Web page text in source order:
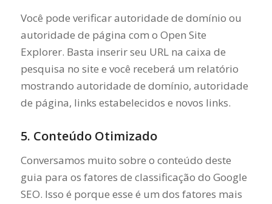
Você pode verificar autoridade de domínio ou
autoridade de página com o Open Site
Explorer. Basta inserir seu URL na caixa de
pesquisa no site e você receberá um relatório
mostrando autoridade de domínio, autoridade
de página, links estabelecidos e novos links.
5. Conteúdo Otimizado
Conversamos muito sobre o conteúdo deste
guia para os fatores de classificação do Google
SEO. Isso é porque esse é um dos fatores mais